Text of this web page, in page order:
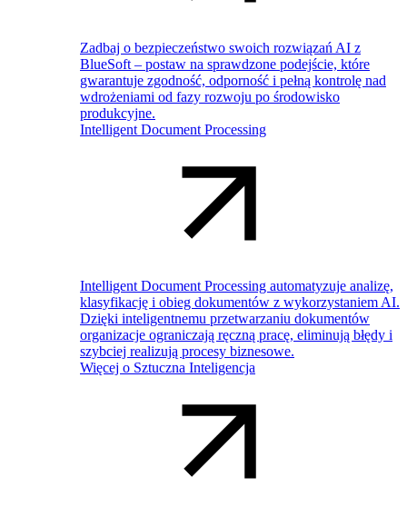
Zadbaj o bezpieczeństwo swoich rozwiązań AI z
BlueSoft – postaw na sprawdzone podejście, które
gwarantuje zgodność, odporność i pełną kontrolę nad
wdrożeniami od fazy rozwoju po środowisko
produkcyjne.
Intelligent Document Processing
Intelligent Document Processing automatyzuje analizę,
klasyfikację i obieg dokumentów z wykorzystaniem AI.
Dzięki inteligentnemu przetwarzaniu dokumentów
organizacje ograniczają ręczną pracę, eliminują błędy i
szybciej realizują procesy biznesowe.
Więcej o Sztuczna Inteligencja